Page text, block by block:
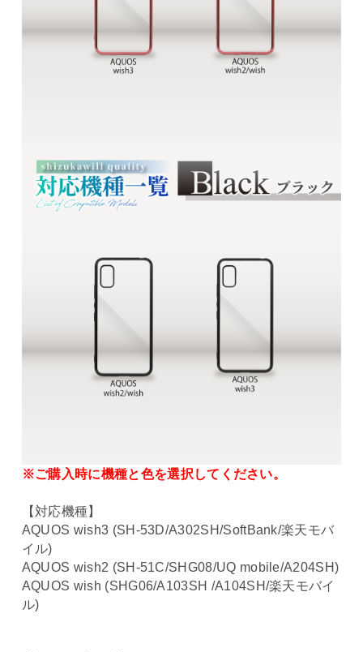
※ご購入時に機種と色を選択してください。
【対応機種】
AQUOS wish3 (SH-53D/A302SH/SoftBank/楽天モバ
イル)
AQUOS wish2 (SH-51C/SHG08/UQ mobile/A204SH)
AQUOS wish (SHG06/A103SH /A104SH/楽天モバイ
ル)